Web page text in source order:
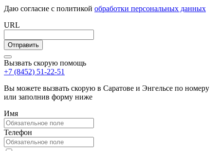
Даю согласие с политикой обработки персональных данных
URL
Вызвать скорую помощь
+7 (8452) 51-22-51
Вы можете вызвать скорую в Саратове и Энгельсе по номеру
или заполнив форму ниже
Имя
Телефон